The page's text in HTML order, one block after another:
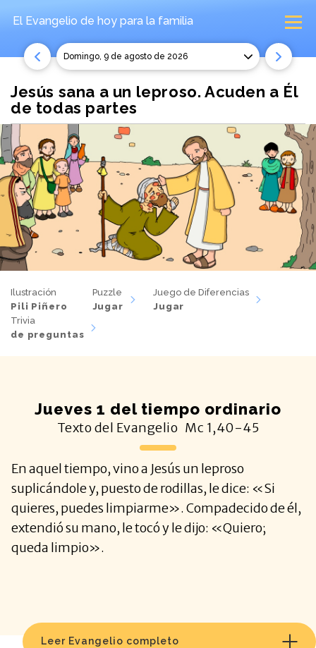
El Evangelio de hoy para la familia
domingo, 9 de agosto de 2026
Jesús sana a un leproso. Acuden a Él
de todas partes
Ilustración
Pili Piñero
Puzzle
Jugar
Juego de Diferencias
Jugar
Trivia
de preguntas
Jueves 1 del tiempo ordinario
Texto del Evangelio Mc 1,40-45
En aquel tiempo, vino a Jesús un leproso
suplicándole y, puesto de rodillas, le dice: «Si
quieres, puedes limpiarme». Compadecido de él,
extendió su mano, le tocó y le dijo: «Quiero;
queda limpio».
Leer Evangelio completo